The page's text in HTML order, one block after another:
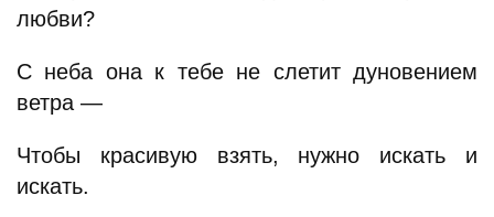
любви?
С неба она к тебе не слетит дуновением
ветра —
Чтобы красивую взять, нужно искать и
искать.